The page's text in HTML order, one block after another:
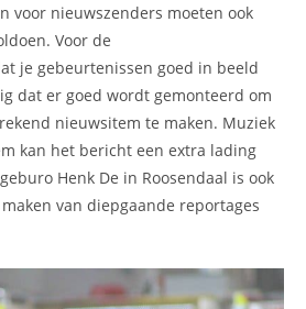
voor nieuwszenders moeten ook
Voor de
je gebeurtenissen goed in beeld
dat er goed wordt gemonteerd om
nieuwsitem te maken. Muziek
kan het bericht een extra lading
Henk De in Roosendaal is ook
van diepgaande reportages